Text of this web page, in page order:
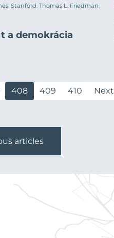
Stanford Thomas L. Friedman
a demokrácia
408 409 410 Next
articles